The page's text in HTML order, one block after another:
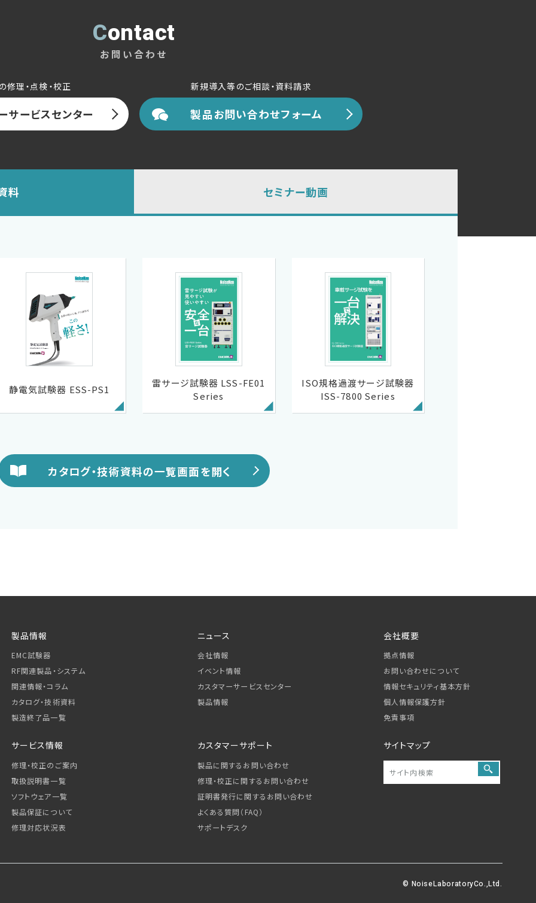
Contact
お問い合わせ
修理・点検・校正
サービスセンター
新規導入等のご相談・資料請求
製品お問い合わせフォーム
料
静電気試験器 ESS-PS1
雷サージ試験器 LSS-FE01
Series
ISO規格過渡サージ試験器
ISS-7800 Series
カタログ・技術資料の一覧画面を開く
セミナー動画
製品情報
EMC試験器
RF関連製品・システム
関連情報・コラム
カタログ・技術資料
製造終了品一覧
ニュース
会社情報
イベント情報
カスタマーサービス センター
製品情報
会社概要
拠点情報
お問い合わせについて
情報セキュリティ基本方針
個人情報保護方針
免責事項
サービス情報
修理・校正のご案内
取扱説明書一覧
ソフトウェア一覧
製品保証について
修理対応状況表
カスタマーサポート
製品に関するお問い合わせ
修理・校正に関するお問い合わせ
証明書発行に関するお問い合わせ
よくある質問（FAQ）
サポートデスク
サイトマップ
© NoiseLaboratoryCo.,Ltd.